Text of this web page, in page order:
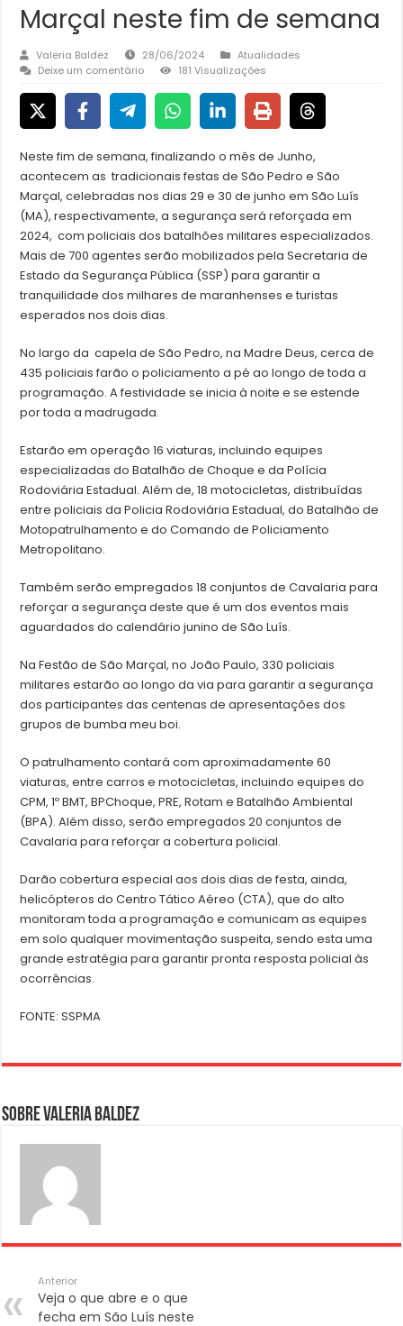
Marçal neste fim de semana
Valeria Baldez 28/06/2024
Atualidades
Deixe um comentário
181 Visualizações
Neste fim de semana, finalizando o mês de Junho,
acontecem as tradicionais festas de São Pedro e São
Marçal, celebradas nos dias 29 e 30 de junho em São Luís
(MA), respectivamente, a segurança será reforçada em
2024, com policiais dos batalhões militares especializados.
Mais de 700 agentes serão mobilizados pela Secretaria de
Estado da Segurança Pública (SSP) para garantir a
tranquilidade dos milhares de maranhenses e turistas
esperados nos dois dias.
No largo da capela de São Pedro, na Madre Deus, cerca de
435 policiais farão o policiamento a pé ao longo de toda a
programação. A festividade se inicia à noite e se estende
por toda a madrugada.
Estarão em operação 16 viaturas, incluindo equipes
especializadas do Batalhão de Choque e da Polícia
Rodoviária Estadual. Além de, 18 motocicletas, distribuídas
entre policiais da Policia Rodoviária Estadual, do Batalhão de
Motopatrulhamento e do Comando de Policiamento
Metropolitano.
Também serão empregados 18 conjuntos de Cavalaria para
reforçar a segurança deste que é um dos eventos mais
aguardados do calendário junino de São Luís.
Na Festão de São Marçal, no João Paulo, 330 policiais
militares estarão ao longo da via para garantir a segurança
dos participantes das centenas de apresentações dos
grupos de bumba meu boi.
O patrulhamento contará com aproximadamente 60
viaturas, entre carros e motocicletas, incluindo equipes do
CPM, 1º BMT, BPChoque, PRE, Rotam e Batalhão Ambiental
(BPA). Além disso, serão empregados 20 conjuntos de
Cavalaria para reforçar a cobertura policial.
Darão cobertura especial aos dois dias de festa, ainda,
helicópteros do Centro Tático Aéreo (CTA), que do alto
monitoram toda a programação e comunicam as equipes
em solo qualquer movimentação suspeita, sendo esta uma
grande estratégia para garantir pronta resposta policial às
ocorrências.
FONTE: SSPMA
Sobre Valeria Baldez
Anterior
Veja o que abre e o que
fecha em São Luís neste